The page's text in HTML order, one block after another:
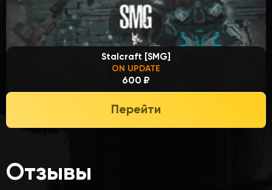
Stalcraft [SMG]
ON UPDATE
600 ₽
Перейти
Отзывы